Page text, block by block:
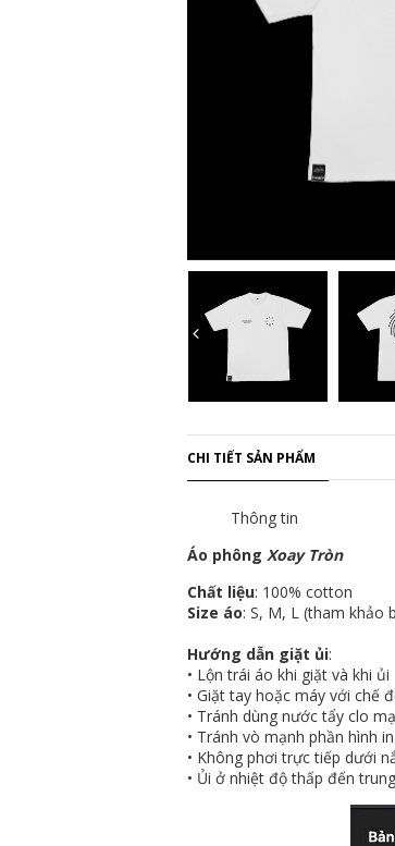
CHI TIẾT SẢN PHẨM
Thông tin
Áo phông Xoay Tròn
Chất liệu: 100% cotton
Size áo: S, M, L (tham khảo
Hướng dẫn giặt ủi:
• Lộn trái áo khi giặt và khi ủi
• Giặt tay hoặc máy với chế
• Tránh dùng nước tẩy clo
• Tránh vò mạnh phần hình in
• Không phơi trực tiếp dưới
• Ủi ở nhiệt độ thấp đến